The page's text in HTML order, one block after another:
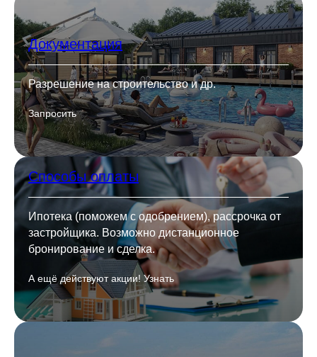
Документация
Разрешение на строительство и др.
Запросить
Способы оплаты
Ипотека (поможем с одобрением), рассрочка от
застройщика. Возможно дистанционное
бронирование и сделка.
А ещё действуют акции! Узнать